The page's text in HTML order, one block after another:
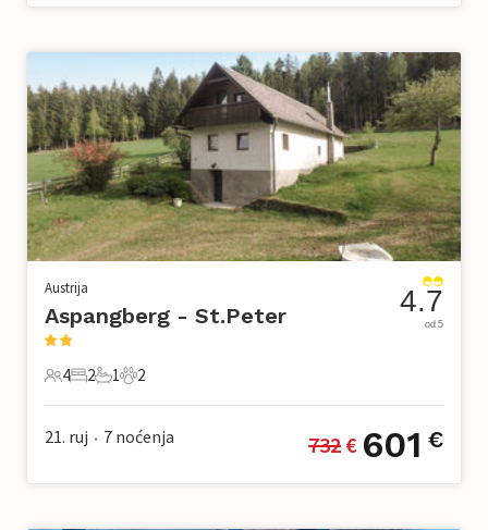
Austrija
Aspangberg - St.Peter
4 Gosti
4
2 Spavaće sobe
2
1 Kupaonica
1
2 Kućni ljubimac
2
4.7
od 5
21. ruj • 7 noćenja 732 € 601 €